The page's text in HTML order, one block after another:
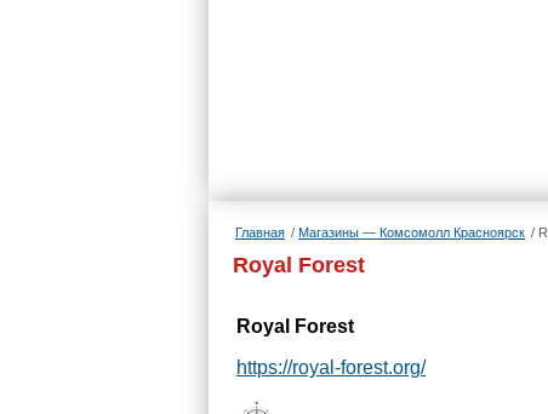
Главная Магазины — Комсомолл Красноярск
Royal Forest
Royal Forest
https://royal-forest.org/